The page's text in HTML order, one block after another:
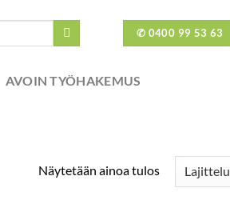
✆ 0400 99 53 63
AVOIN TYÖHAKEMUS
Näytetään ainoa tulos